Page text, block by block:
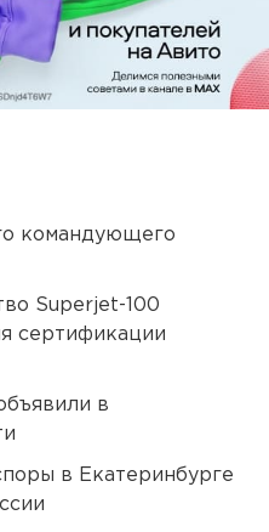
командующего
Superjet-100
сертификации
в
в Екатеринбурге